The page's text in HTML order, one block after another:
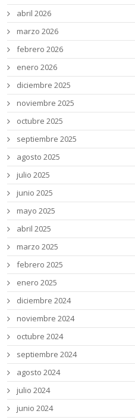
abril 2026
marzo 2026
febrero 2026
enero 2026
diciembre 2025
noviembre 2025
octubre 2025
septiembre 2025
agosto 2025
julio 2025
junio 2025
mayo 2025
abril 2025
marzo 2025
febrero 2025
enero 2025
diciembre 2024
noviembre 2024
octubre 2024
septiembre 2024
agosto 2024
julio 2024
junio 2024